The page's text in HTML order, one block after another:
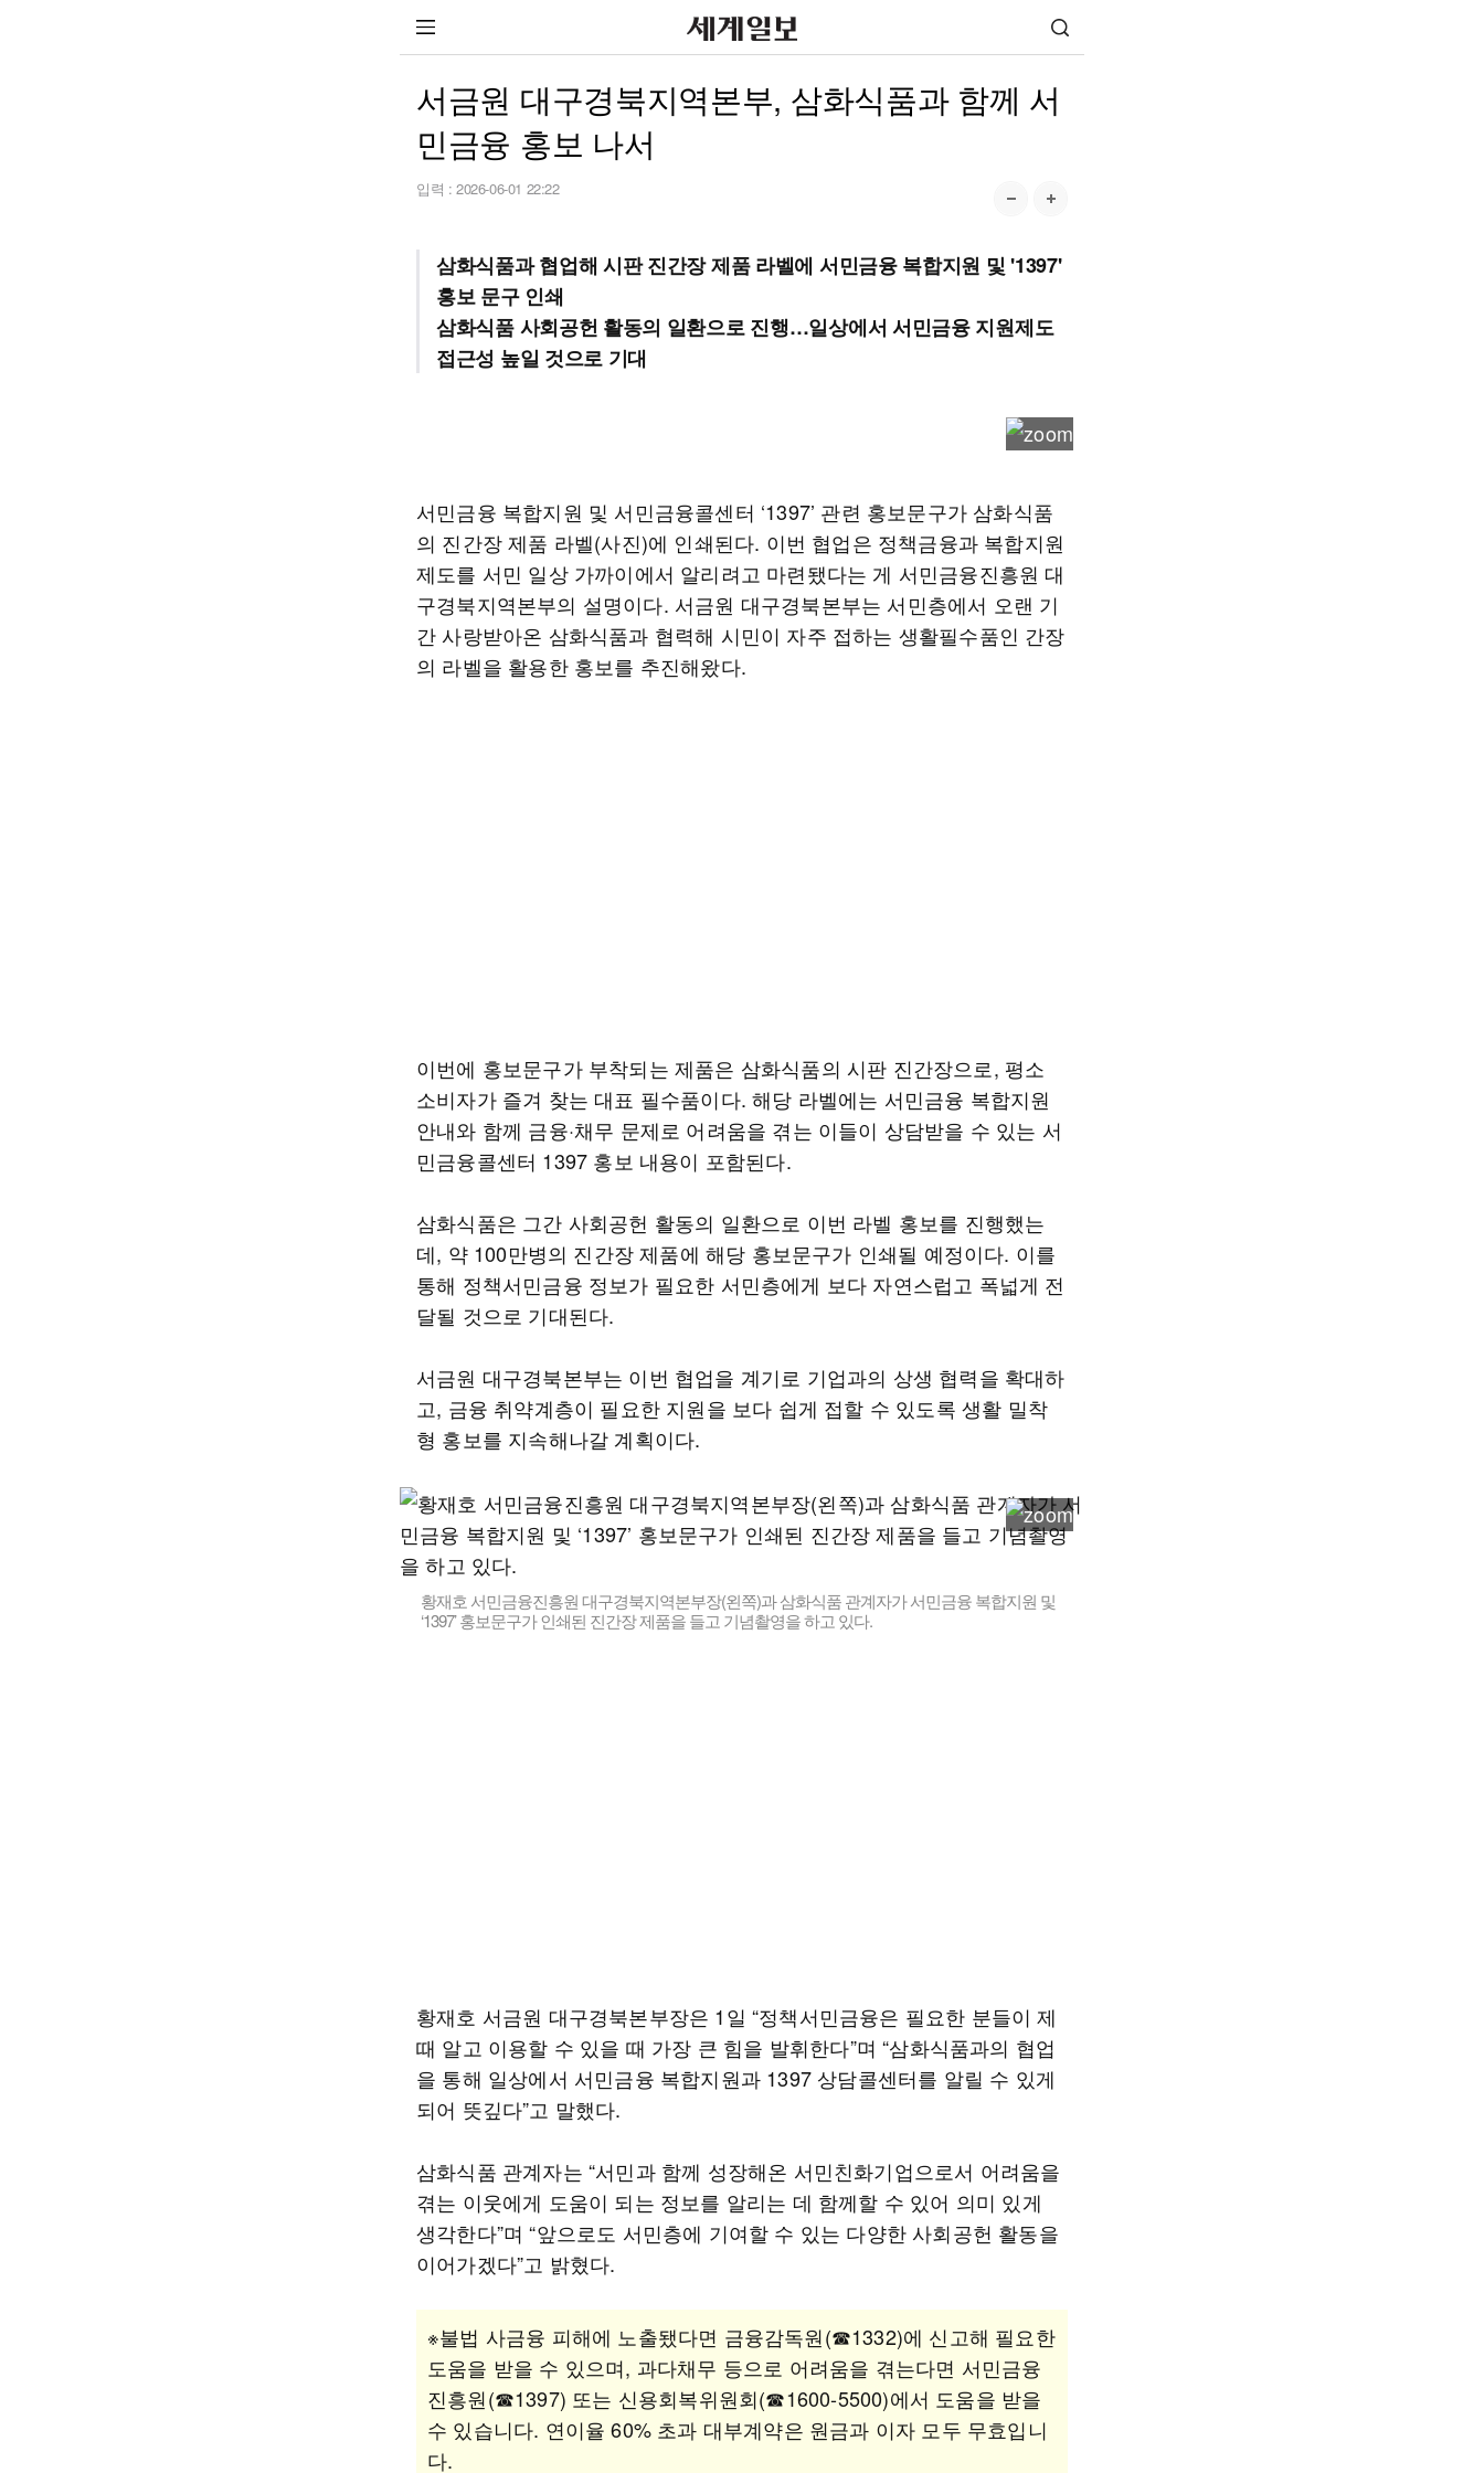
서금원 대구경북지역본부, 삼화식품과 함께 서
민금융 홍보 나서
입력 : 2026-06-01 22:22
삼화식품과 협업해 시판 진간장 제품 라벨에 서민금융 복합지원 및 '1397'
홍보 문구 인쇄
삼화식품 사회공헌 활동의 일환으로 진행…일상에서 서민금융 지원제도
접근성 높일 것으로 기대
서민금융 복합지원 및 서민금융콜센터 ‘1397’ 관련 홍보문구가 삼화식품
의 진간장 제품 라벨(사진)에 인쇄된다. 이번 협업은 정책금융과 복합지원
제도를 서민 일상 가까이에서 알리려고 마련됐다는 게 서민금융진흥원 대
구경북지역본부의 설명이다. 서금원 대구경북본부는 서민층에서 오랜 기
간 사랑받아온 삼화식품과 협력해 시민이 자주 접하는 생활필수품인 간장
의 라벨을 활용한 홍보를 추진해왔다.
이번에 홍보문구가 부착되는 제품은 삼화식품의 시판 진간장으로, 평소
소비자가 즐겨 찾는 대표 필수품이다. 해당 라벨에는 서민금융 복합지원
안내와 함께 금융·채무 문제로 어려움을 겪는 이들이 상담받을 수 있는 서
민금융콜센터 1397 홍보 내용이 포함된다.
삼화식품은 그간 사회공헌 활동의 일환으로 이번 라벨 홍보를 진행했는
데, 약 100만병의 진간장 제품에 해당 홍보문구가 인쇄될 예정이다. 이를
통해 정책서민금융 정보가 필요한 서민층에게 보다 자연스럽고 폭넓게 전
달될 것으로 기대된다.
서금원 대구경북본부는 이번 협업을 계기로 기업과의 상생 협력을 확대하
고, 금융 취약계층이 필요한 지원을 보다 쉽게 접할 수 있도록 생활 밀착
형 홍보를 지속해나갈 계획이다.
황재호 서민금융진흥원 대구경북지역본부장(왼쪽)과 삼화식품 관계자가 서민금융 복합지원 및
‘1397’ 홍보문구가 인쇄된 진간장 제품을 들고 기념촬영을 하고 있다.
황재호 서금원 대구경북본부장은 1일 “정책서민금융은 필요한 분들이 제
때 알고 이용할 수 있을 때 가장 큰 힘을 발휘한다”며 “삼화식품과의 협업
을 통해 일상에서 서민금융 복합지원과 1397 상담콜센터를 알릴 수 있게
되어 뜻깊다”고 말했다.
삼화식품 관계자는 “서민과 함께 성장해온 서민친화기업으로서 어려움을
겪는 이웃에게 도움이 되는 정보를 알리는 데 함께할 수 있어 의미 있게
생각한다”며 “앞으로도 서민층에 기여할 수 있는 다양한 사회공헌 활동을
이어가겠다”고 밝혔다.
※불법 사금융 피해에 노출됐다면 금융감독원(☎1332)에 신고해 필요한
도움을 받을 수 있으며, 과다채무 등으로 어려움을 겪는다면 서민금융
진흥원(☎1397) 또는 신용회복위원회(☎1600-5500)에서 도움을 받을
수 있습니다. 연이율 60% 초과 대부계약은 원금과 이자 모두 무효입니
다.